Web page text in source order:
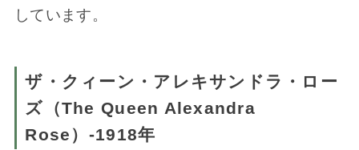
しています。
ザ・クィーン・アレキサンドラ・ロー
ズ（The Queen Alexandra
Rose）-1918年